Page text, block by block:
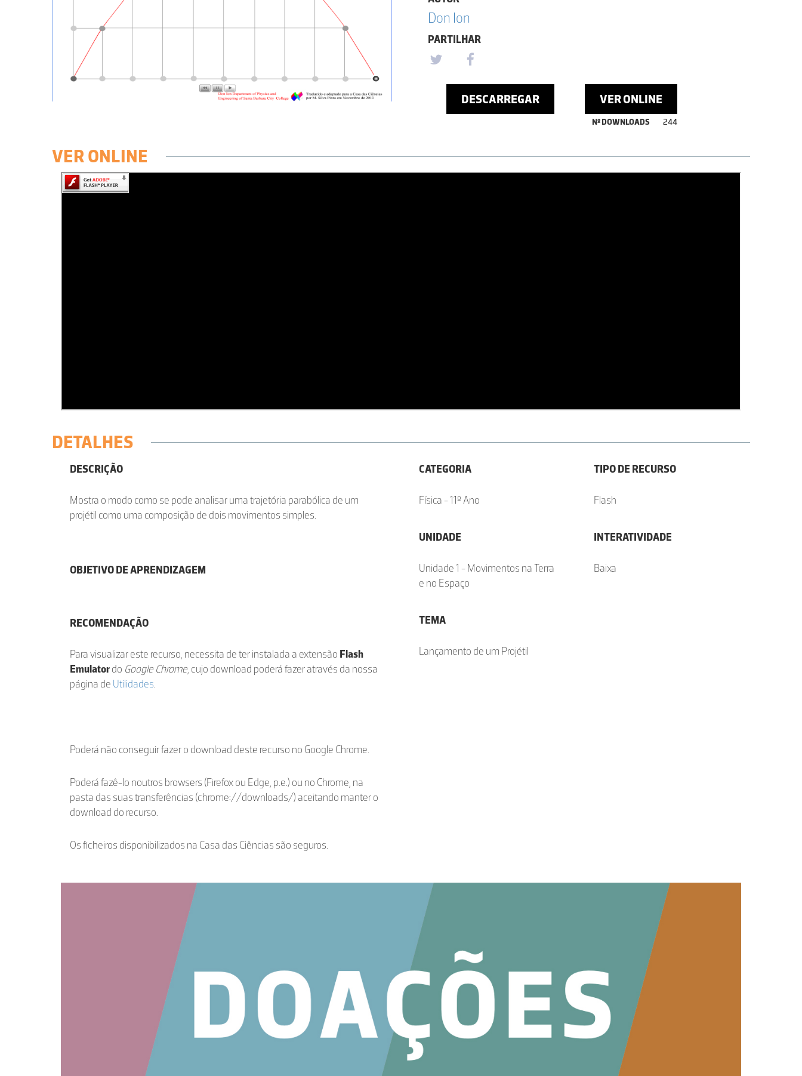
Don Ion
PARTILHAR
DESCARREGAR VER ONLINE
Nº DOWNLOADS 244
VER ONLINE
DETALHES
DESCRIÇÃO
Mostra o modo como se pode analisar uma trajetória parabólica de um
projétil como uma composição de dois movimentos simples.
OBJETIVO DE APRENDIZAGEM
RECOMENDAÇÃO
Para visualizar este recurso, necessita de ter instalada a extensão Flash
Emulatordo Google Chrome, cujo download poderá fazer através da nossa
página de Utilidades.
Poderá não conseguir fazer o download deste recurso no Google Chrome.
Poderá fazê-lo noutros browsers (Firefox ou Edge, p.e.) ou no Chrome, na
pasta das suas transferências (chrome://downloads/) aceitando manter o
download do recurso.
Os ficheiros disponibilizados na Casa das Ciências são seguros.
CATEGORIA
Física - 11º Ano
UNIDADE
Unidade 1 - Movimentos na Terra
e no Espaço
TEMA
Lançamento de um Projétil
TIPO DE RECURSO
Flash
INTERATIVIDADE
Baixa